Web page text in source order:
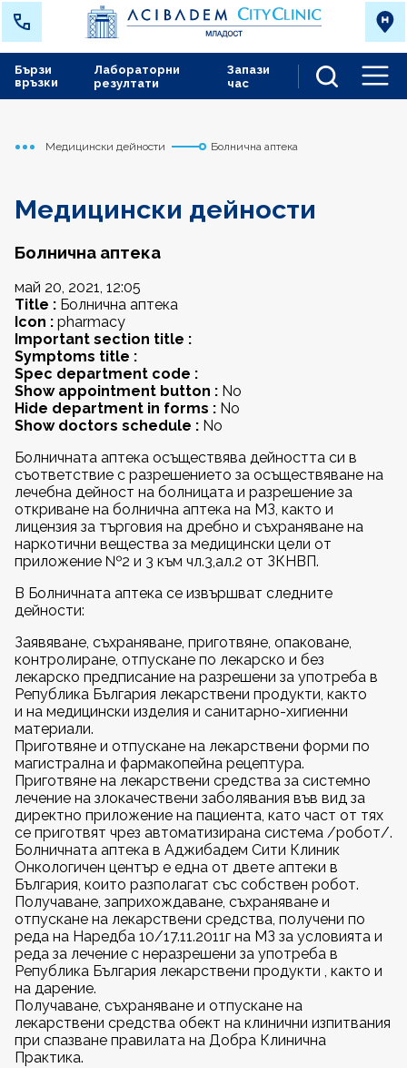
Лабораторни
резултати
Запази
час
Бързи
връзки
Начало
Младост
Медицински дейности Болнична аптека
Медицински дейности
Болнична аптека
май 20, 2021, 12:05
Title : Болнична аптека
Icon : pharmacy
Important section title :
Symptoms title :
Spec department code :
Show appointment button : No
Hide department in forms : No
Show doctors schedule : No
Болничната аптека осъществява дейността си в
съответствие с разрешението за осъществяване на
лечебна дейност на болницата и разрешение за
откриване на болнична аптека на МЗ, както и
лицензия за търговия на дребно и съхраняване на
наркотични вещества за медицински цели от
приложение №2 и 3 към чл.3,ал.2 от ЗКНВП.
В Болничната аптека се извършват следните
дейности:
Заявяване, съхраняване, приготвяне, опаковане,
контролиране, отпускане по лекарско и без
лекарско предписание на разрешени за употреба в
Република България лекарствени продукти, както
и на медицински изделия и санитарно-хигиенни
материали.
Приготвяне и отпускане на лекарствени форми по
магистрална и фармакопейна рецептура.
Приготвяне на лекарствени средства за системно
лечение на злокачествени заболявания във вид за
директно приложение на пациента, като част от тях
се приготвят чрез автоматизирана система /робот/.
Болничната аптека в Аджибадем Сити Клиник
Онкологичен център е една от двете аптеки в
България, които разполагат със собствен робот.
Получаване, заприхождаване, съхраняване и
отпускане на лекарствени средства, получени по
реда на Наредба 10/17.11.2011г на МЗ за условията и
реда за лечение с неразрешени за употреба в
Република България лекарствени продукти , както и
на дарениe.
Получаване, съхраняване и отпускане на
лекарствени средства обект на клинични изпитвания
при спазване правилата на Добра Клинична
Практика.